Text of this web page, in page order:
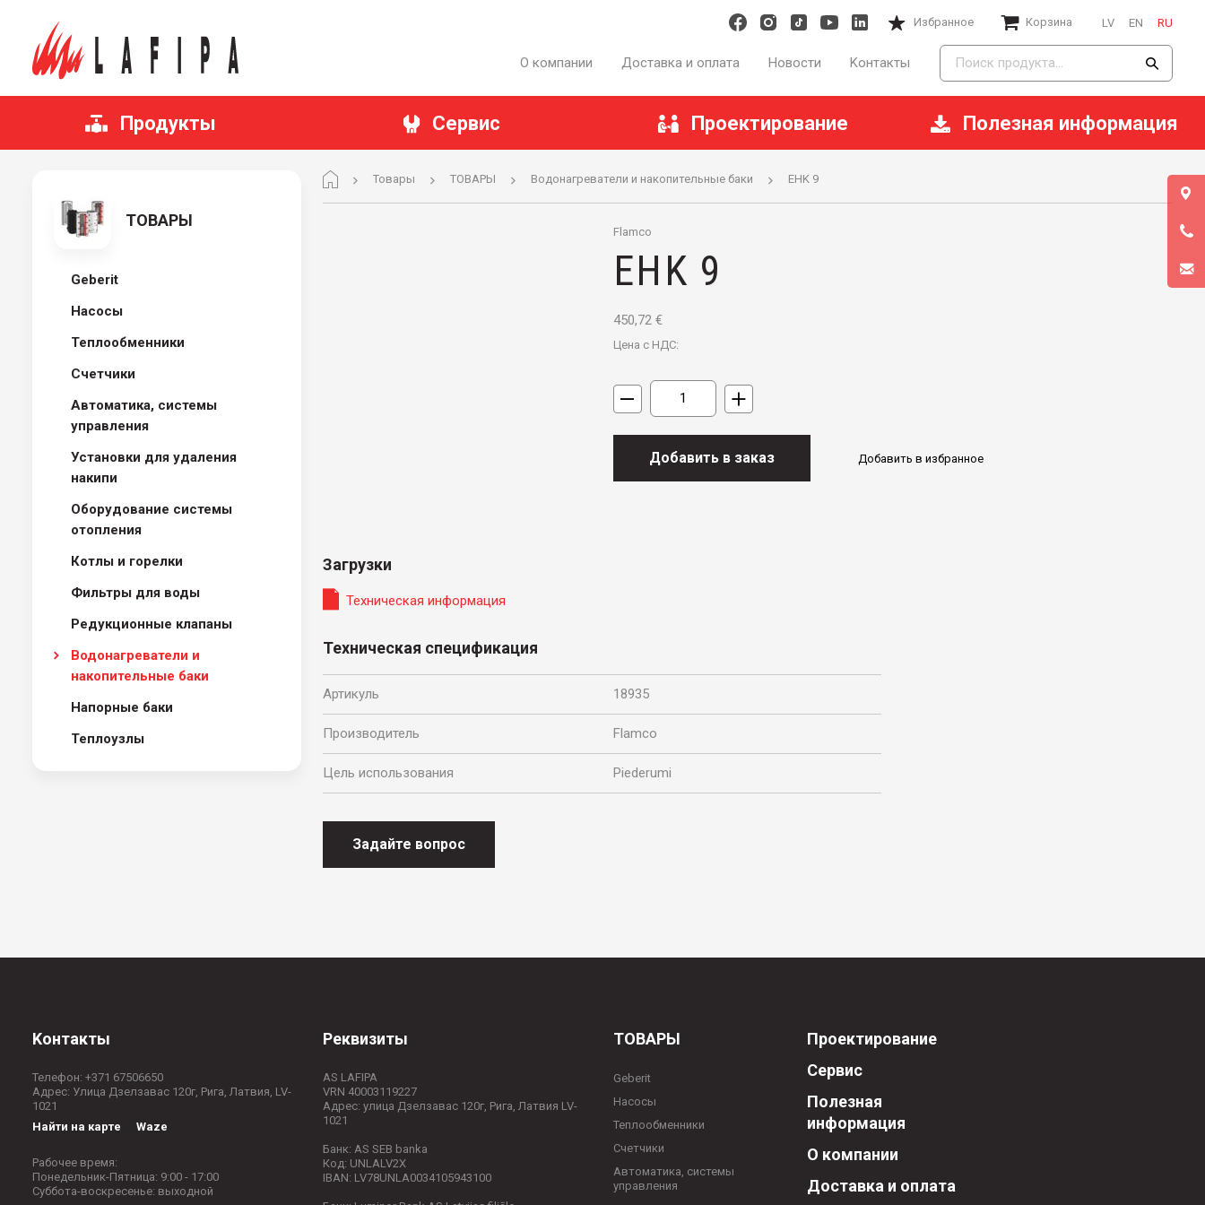
Избранное Корзина LV EN RU
О компании Доставка и оплата Новости Kонтакты
Продукты Сервис Проектирование Полезная информация
ТОВАРЫ
Geberit
Hасосы
Теплообменники
Счетчики
Автоматика, системы
управления
Установки для удаления
накипи
Оборудование системы
отопления
Котлы и гoрелки
Фильтры для воды
Редукционные клапаны
Водонагреватели и
накопительные баки
Напорные баки
Теплоузлы
Товары ТОВАРЫ Водонагреватели и накопительные баки EHK 9
Flamco
EHK 9
450,72 €
Цена c НДС:
Количество
Добавить в заказ Добавить в избранное
Загрузки
Техническая информация
Техническая спецификация
Артикуль 18935
Производитель Flamco
Цель использования Piederumi
Задайте вопрос
Kонтакты
Телефон: +371 67506650
Адрес: Улица Дзелзавас 120г, Рига, Латвия, LV-
1021
Найти на карте
Waze
Рабочее время:
Понедельник-Пятница: 9:00 - 17:00
Суббота-воскресенье: выходной
Реквизиты
AS LAFIPA
VRN 40003119227
Адрес: улица Дзелзавас 120г, Рига, Латвия LV-
1021
Банк: AS SEB banka
Код: UNLALV2X
IBAN: LV78UNLA0034105943100
ТОВАРЫ
Geberit
Hасосы
Теплообменники
Счетчики
Автоматика, системы
управления
Проектирование
Сервис
Полезная
информация
О компании
Доставка и оплата